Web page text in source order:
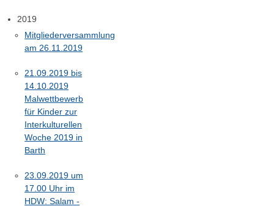
2019
Mitgliederversammlung
am 26.11.2019
21.09.2019 bis
14.10.2019
Malwettbewerb
für Kinder zur
Interkulturellen
Woche 2019 in
Barth
23.09.2019 um
17.00 Uhr im
HDW: Salam -